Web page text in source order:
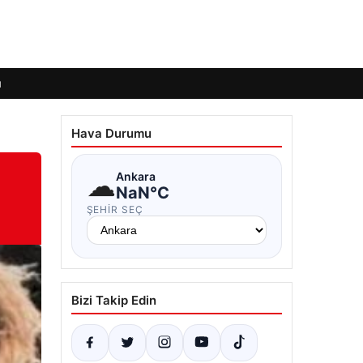
Hava Durumu
☁Ankara
NaN°C
ŞEHIR SEÇ
Bizi Takip Edin